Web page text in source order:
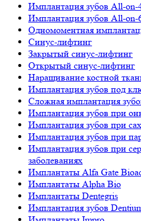
Имплантация зубов All-on-
Имплантация зубов All-
Одномоментная
Синус-лифтинг
Закрытый синус-лифтинг
Открытый синус-лифтинг
Наращивание костной
Имплантация зубов под
Сложная имплантация
Имплантация зубов при
Имплантация зубов при
Имплантация зубов при
Имплантация зубов при
заболеваниях
Имплантаты Alfa Gate
Имплантаты Alpha Bio
Имплантаты Dentegris
Имплантация зубов